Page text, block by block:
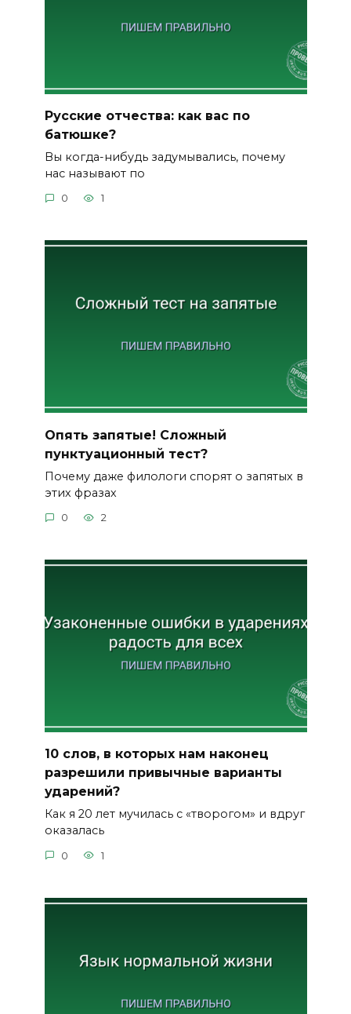
Русские отчества: как вас по
батюшке?
Вы когда-нибудь задумывались, почему
нас называют по
0 1
Опять запятые! Сложный
пунктуационный тест?
Почему даже филологи спорят о запятых в
этих фразах
0 2
10 слов, в которых нам наконец
разрешили привычные варианты
ударений?
Как я 20 лет мучилась с «творогом» и вдруг
оказалась
0 1